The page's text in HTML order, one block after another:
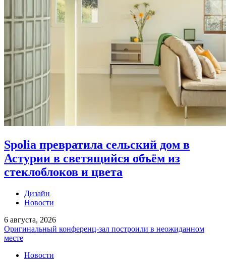
Spolia превратила сельский дом в
Астурии в светящийся объём из
стеклоблоков и цвета
Дизайн
Новости
6 августа, 2026
Оригинальный конференц-зал построили в неожиданном
месте
Новости